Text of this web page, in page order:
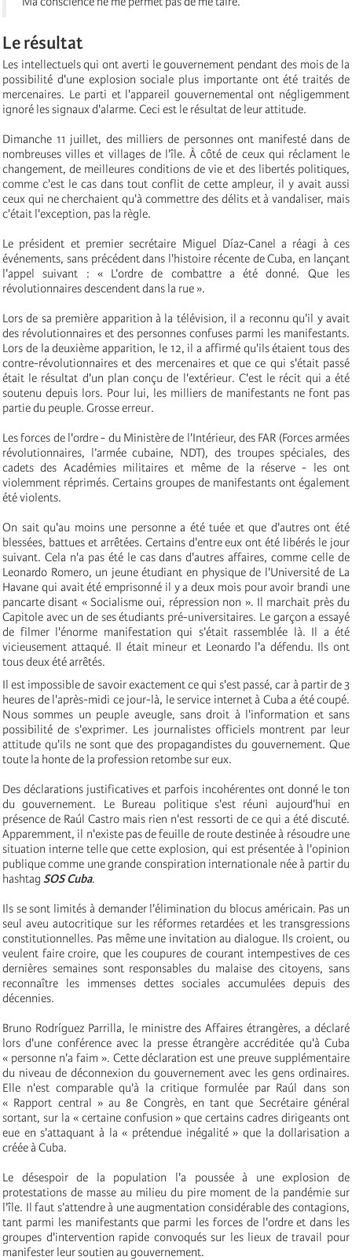
Le résultat
Les intellectuels qui ont averti le gouvernement pendant des mois de la
possibilité d'une explosion sociale plus importante ont été traités de
mercenaires. Le parti et l'appareil gouvernemental ont négligemment
ignoré les signaux d'alarme. Ceci est le résultat de leur attitude.
Dimanche 11 juillet, des milliers de personnes ont manifesté dans de
nombreuses villes et villages de l'île. À côté de ceux qui réclament le
changement, de meilleures conditions de vie et des libertés politiques,
comme c'est le cas dans tout conflit de cette ampleur, il y avait aussi
ceux qui ne cherchaient qu'à commettre des délits et à vandaliser, mais
c'était l'exception, pas la règle.
Le président et premier secrétaire Miguel Díaz-Canel a réagi à ces
événements, sans précédent dans l'histoire récente de Cuba, en lançant
l'appel suivant : « L'ordre de combattre a été donné. Que les
révolutionnaires descendent dans la rue ».
Lors de sa première apparition à la télévision, il a reconnu qu'il y avait
des révolutionnaires et des personnes confuses parmi les manifestants.
Lors de la deuxième apparition, le 12, il a affirmé qu'ils étaient tous des
contre-révolutionnaires et des mercenaires et que ce qui s'était passé
était le résultat d'un plan conçu de l'extérieur. C'est le récit qui a été
soutenu depuis lors. Pour lui, les milliers de manifestants ne font pas
partie du peuple. Grosse erreur.
Les forces de l'ordre - du Ministère de l'Intérieur, des FAR (Forces armées
révolutionnaires, l’armée cubaine, NDT), des troupes spéciales, des
cadets des Académies militaires et même de la réserve - les ont
violemment réprimés. Certains groupes de manifestants ont également
été violents.
On sait qu'au moins une personne a été tuée et que d'autres ont été
blessées, battues et arrêtées. Certains d'entre eux ont été libérés le jour
suivant. Cela n'a pas été le cas dans d'autres affaires, comme celle de
Leonardo Romero, un jeune étudiant en physique de l'Université de La
Havane qui avait été emprisonné il y a deux mois pour avoir brandi une
pancarte disant « Socialisme oui, répression non ». Il marchait près du
Capitole avec un de ses étudiants pré-universitaires. Le garçon a essayé
de filmer l'énorme manifestation qui s'était rassemblée là. Il a été
vicieusement attaqué. Il était mineur et Leonardo l'a défendu. Ils ont
tous deux été arrêtés.
Il est impossible de savoir exactement ce qui s'est passé, car à partir de 3
heures de l'après-midi ce jour-là, le service internet à Cuba a été coupé.
Nous sommes un peuple aveugle, sans droit à l'information et sans
possibilité de s'exprimer. Les journalistes officiels montrent par leur
attitude qu'ils ne sont que des propagandistes du gouvernement. Que
toute la honte de la profession retombe sur eux.
Des déclarations justificatives et parfois incohérentes ont donné le ton
du gouvernement. Le Bureau politique s'est réuni aujourd'hui en
présence de Raúl Castro mais rien n'est ressorti de ce qui a été discuté.
Apparemment, il n'existe pas de feuille de route destinée à résoudre une
situation interne telle que cette explosion, qui est présentée à l'opinion
publique comme une grande conspiration internationale née à partir du
hashtag SOS Cuba.
Ils se sont limités à demander l'élimination du blocus américain. Pas un
seul aveu autocritique sur les réformes retardées et les transgressions
constitutionnelles. Pas même une invitation au dialogue. Ils croient, ou
veulent faire croire, que les coupures de courant intempestives de ces
dernières semaines sont responsables du malaise des citoyens, sans
reconnaître les immenses dettes sociales accumulées depuis des
décennies.
Bruno Rodríguez Parrilla, le ministre des Affaires étrangères, a déclaré
lors d'une conférence avec la presse étrangère accréditée qu'à Cuba
« personne n'a faim ». Cette déclaration est une preuve supplémentaire
du niveau de déconnexion du gouvernement avec les gens ordinaires.
Elle n'est comparable qu'à la critique formulée par Raúl dans son
« Rapport central » au 8e Congrès, en tant que Secrétaire général
sortant, sur la « certaine confusion » que certains cadres dirigeants ont
eue en s'attaquant à la « prétendue inégalité » que la dollarisation a
créée à Cuba.
Le désespoir de la population l'a poussée à une explosion de
protestations de masse au milieu du pire moment de la pandémie sur
l'île. Il faut s’attendre à une augmentation considérable des contagions,
tant parmi les manifestants que parmi les forces de l'ordre et dans les
groupes d'intervention rapide convoqués sur les lieux de travail pour
manifester leur soutien au gouvernement.